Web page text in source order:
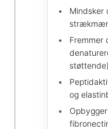
Mindsker
Fremmer
og